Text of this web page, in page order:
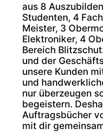
aus 8
Studenten, 4
Meister, 3
Elektroniker, 4
Bereich
und der
unsere Kunden
und
nur überzeugen
begeistern.
Auftragsbücher
mit dir